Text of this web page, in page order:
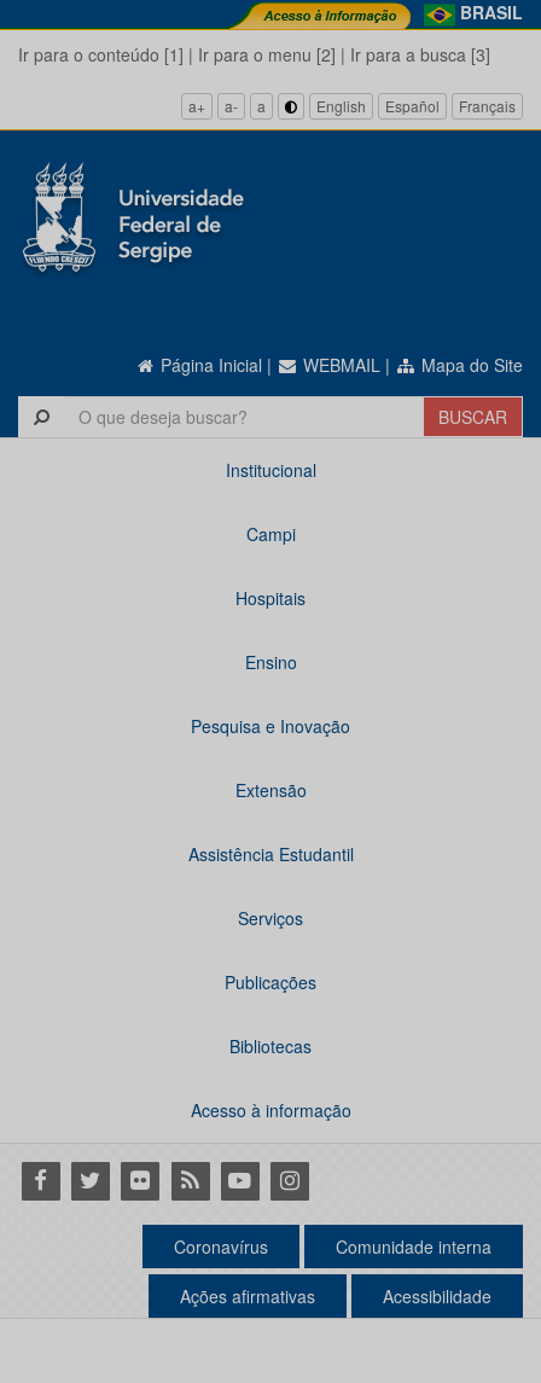
BRASIL
Ir para o conteúdo [1] | Ir para o menu [2] | Ir para a busca [3]
a+ a- a English Español Français
Página Inicial | WEBMAIL | Mapa do Site
Institucional
Campi
Hospitais
Ensino
Pesquisa e Inovação
Extensão
Assistência Estudantil
Serviços
Publicações
Bibliotecas
Acesso à informação
Facebook
Twitter Flickr RSS YoutubeInstagram
Coronavírus Comunidade interna
Ações afirmativas Acessibilidade